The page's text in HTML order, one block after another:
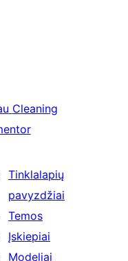
Cleaning
Tinklalapių
pavyzdžiai
Temos
Įskiepiai
Modeliai